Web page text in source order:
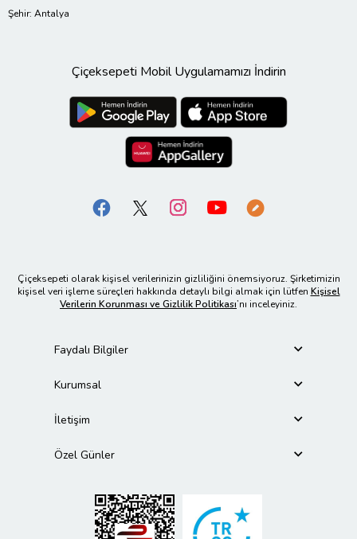
Şehir: Antalya
Çiçeksepeti Mobil Uygulamamızı İndirin
Çiçeksepeti olarak kişisel verilerinizin gizliliğini önemsiyoruz. Şirketimizin
kişisel veri işleme süreçleri hakkında detaylı bilgi almak için lütfen Kişisel
Verilerin Korunması ve Gizlilik Politikası’nı inceleyiniz.
Faydalı Bilgiler
Kurumsal
İletişim
Özel Günler